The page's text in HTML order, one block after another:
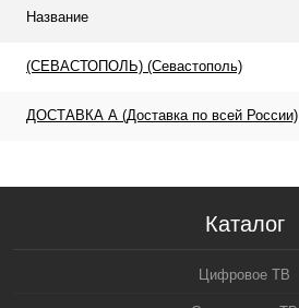
Название
(СЕВАСТОПОЛЬ) (Севастополь)
ДОСТАВКА А (Доставка по всей России)
Каталог
Цифровое ТВ